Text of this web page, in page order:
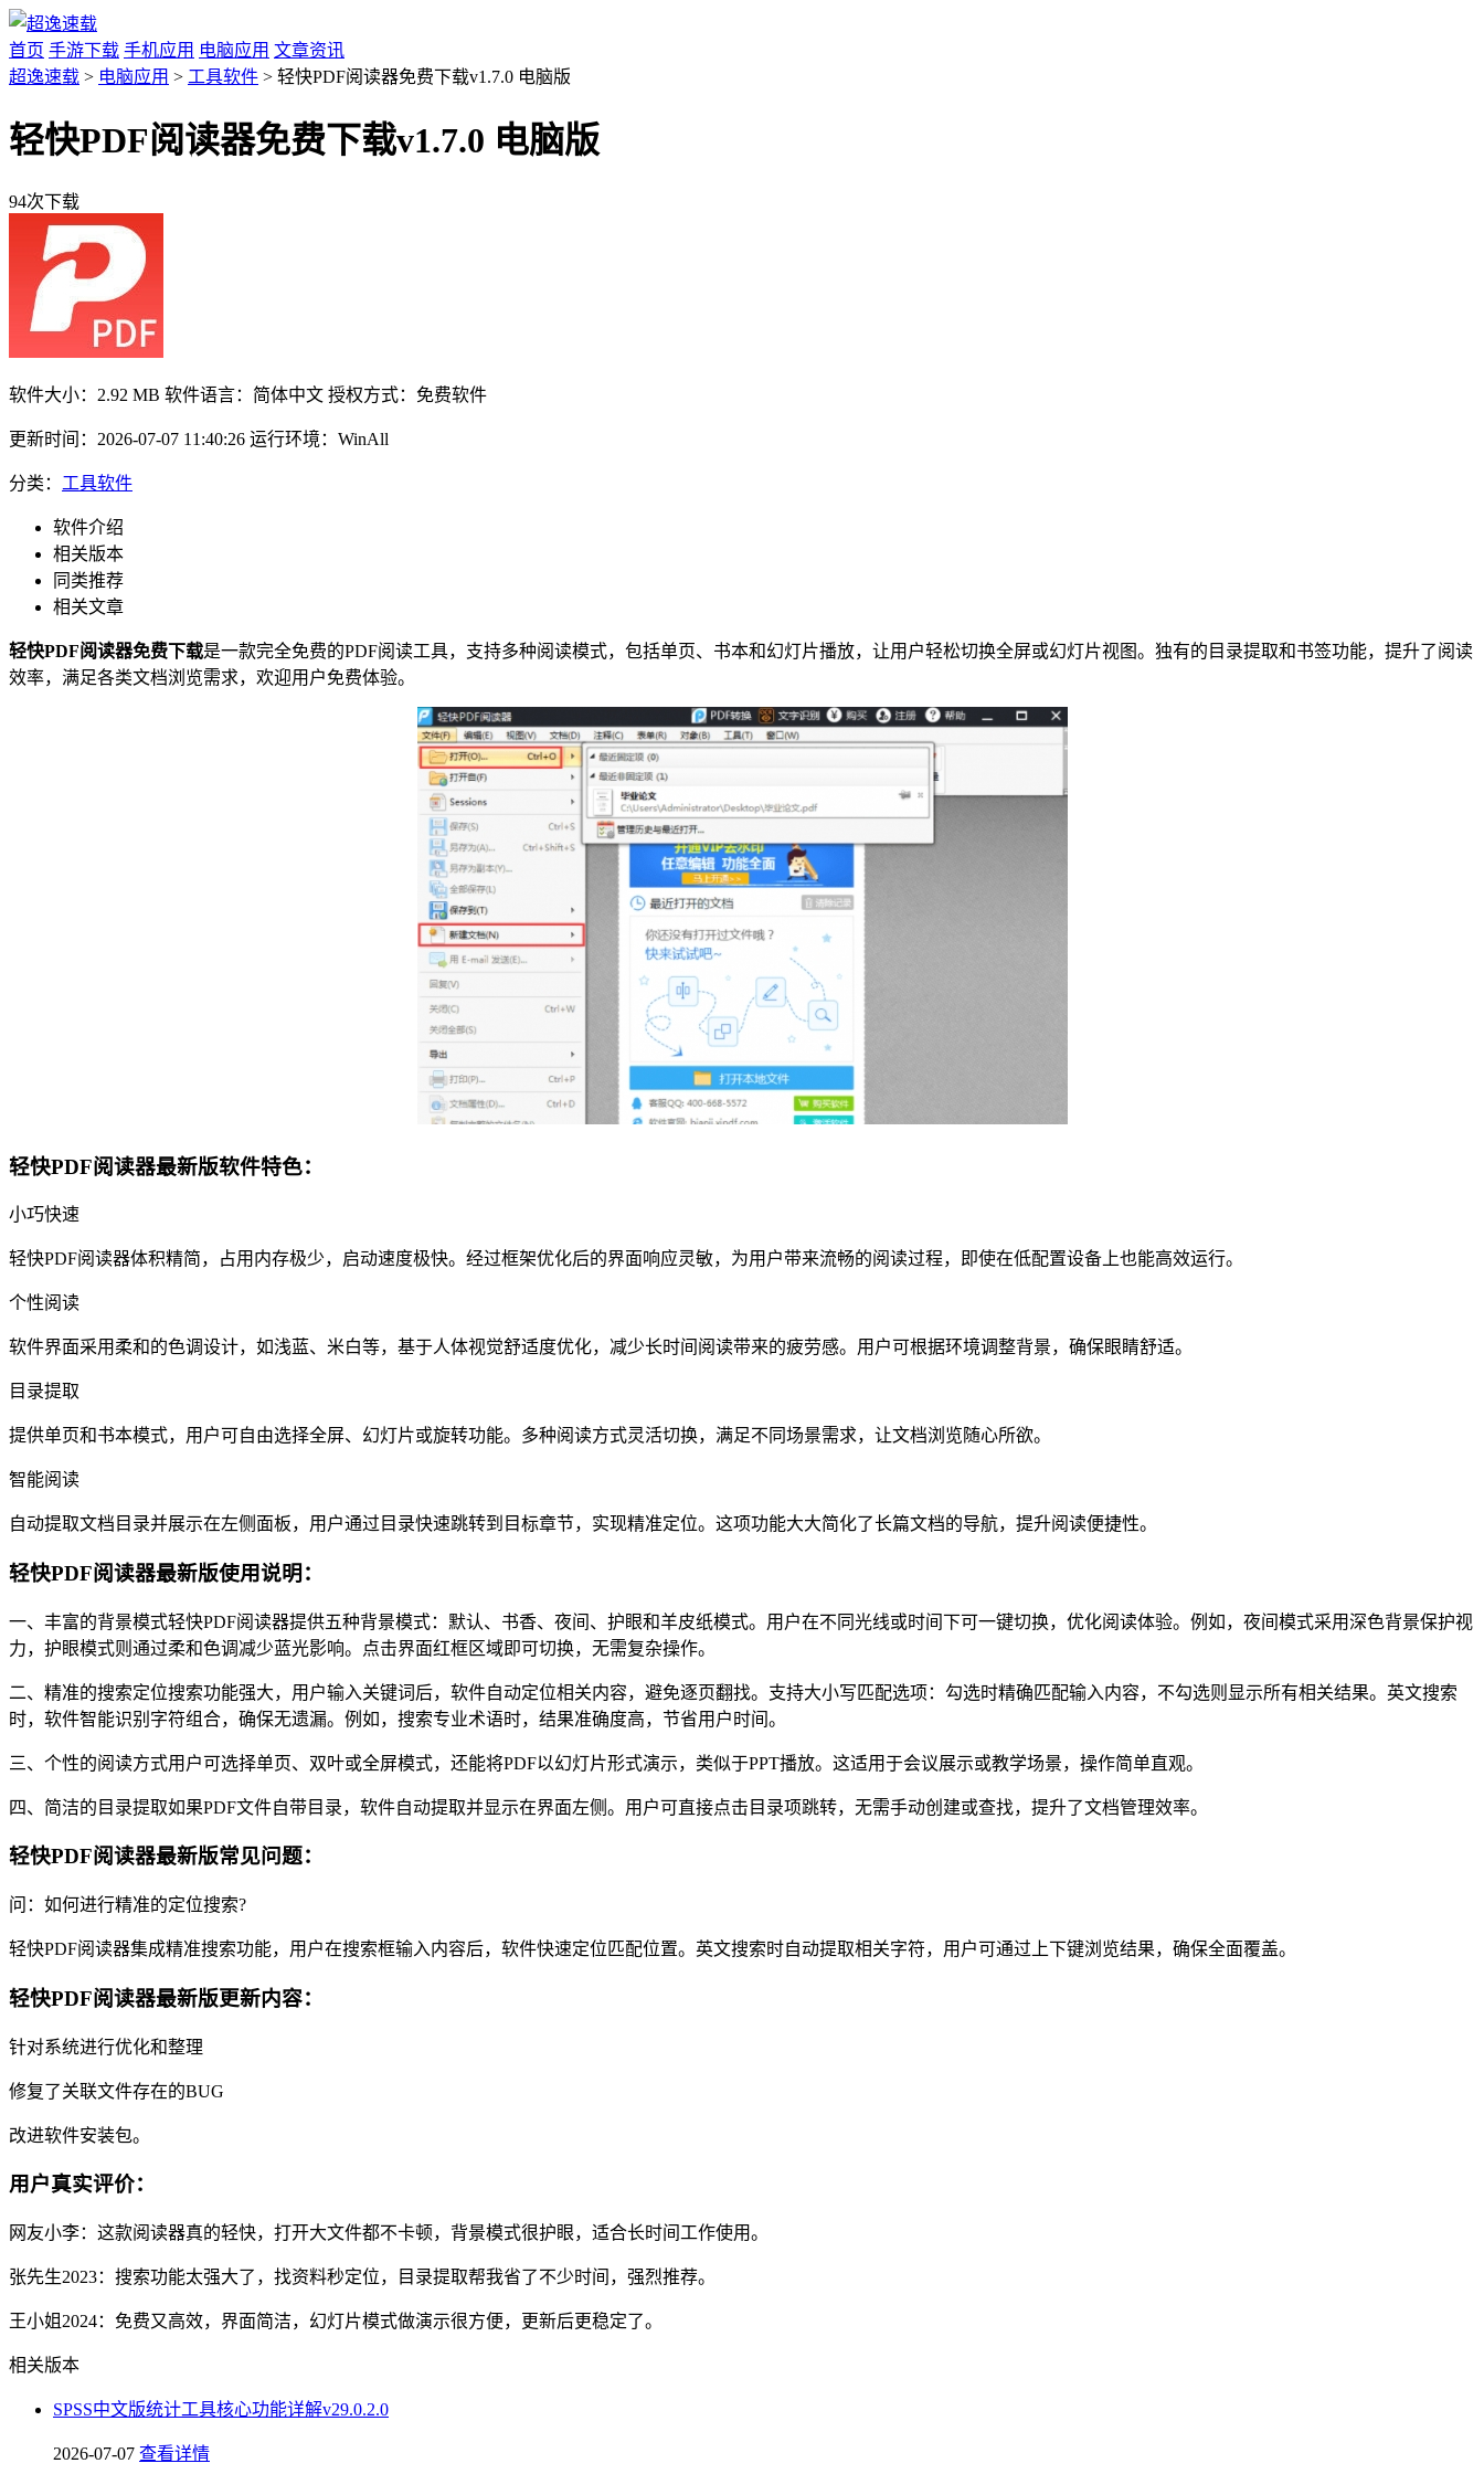
首页 手游下载 手机应用 电脑应用 文章资讯
超逸速载 > 电脑应用 > 工具软件 > 轻快PDF阅读器免费下载v1.7.0 电脑版
轻快PDF阅读器免费下载v1.7.0 电脑版
94次下载
软件大小： 2.92 MB 软件语言： 简体中文 授权方式： 免费软件
更新时间： 2026-07-07 11:40:26 运行环境： WinAll
分类： 工具软件
软件介绍
相关版本
同类推荐
相关文章
轻快PDF阅读器免费下载是一款完全免费的PDF阅读工具，支持多种阅读模式，包括单页、书本和幻灯片播放，让用户轻松切换全屏或幻灯片视图。独有的目录提取和书签功能，提升了阅读
效率，满足各类文档浏览需求，欢迎用户免费体验。
轻快PDF阅读器最新版软件特色：
小巧快速
轻快PDF阅读器体积精简，占用内存极少，启动速度极快。经过框架优化后的界面响应灵敏，为用户带来流畅的阅读过程，即使在低配置设备上也能高效运行。
个性阅读
软件界面采用柔和的色调设计，如浅蓝、米白等，基于人体视觉舒适度优化，减少长时间阅读带来的疲劳感。用户可根据环境调整背景，确保眼睛舒适。
目录提取
提供单页和书本模式，用户可自由选择全屏、幻灯片或旋转功能。多种阅读方式灵活切换，满足不同场景需求，让文档浏览随心所欲。
智能阅读
自动提取文档目录并展示在左侧面板，用户通过目录快速跳转到目标章节，实现精准定位。这项功能大大简化了长篇文档的导航，提升阅读便捷性。
轻快PDF阅读器最新版使用说明：
一、丰富的背景模式轻快PDF阅读器提供五种背景模式：默认、书香、夜间、护眼和羊皮纸模式。用户在不同光线或时间下可一键切换，优化阅读体验。例如，夜间模式采用深色背景保护视
力，护眼模式则通过柔和色调减少蓝光影响。点击界面红框区域即可切换，无需复杂操作。
二、精准的搜索定位搜索功能强大，用户输入关键词后，软件自动定位相关内容，避免逐页翻找。支持大小写匹配选项：勾选时精确匹配输入内容，不勾选则显示所有相关结果。英文搜索
时，软件智能识别字符组合，确保无遗漏。例如，搜索专业术语时，结果准确度高，节省用户时间。
三、个性的阅读方式用户可选择单页、双叶或全屏模式，还能将PDF以幻灯片形式演示，类似于PPT播放。这适用于会议展示或教学场景，操作简单直观。
四、简洁的目录提取如果PDF文件自带目录，软件自动提取并显示在界面左侧。用户可直接点击目录项跳转，无需手动创建或查找，提升了文档管理效率。
轻快PDF阅读器最新版常见问题：
问：如何进行精准的定位搜索?
轻快PDF阅读器集成精准搜索功能，用户在搜索框输入内容后，软件快速定位匹配位置。英文搜索时自动提取相关字符，用户可通过上下键浏览结果，确保全面覆盖。
轻快PDF阅读器最新版更新内容：
针对系统进行优化和整理
修复了关联文件存在的BUG
改进软件安装包。
用户真实评价：
网友小李：这款阅读器真的轻快，打开大文件都不卡顿，背景模式很护眼，适合长时间工作使用。
张先生2023：搜索功能太强大了，找资料秒定位，目录提取帮我省了不少时间，强烈推荐。
王小姐2024：免费又高效，界面简洁，幻灯片模式做演示很方便，更新后更稳定了。
相关版本
SPSS中文版统计工具核心功能详解v29.0.2.0
2026-07-07 查看详情